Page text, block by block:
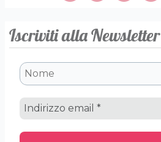
Iscriviti alla Newsletter